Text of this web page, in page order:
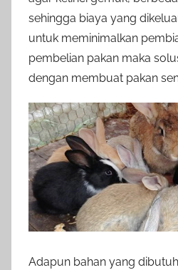
sehingga biaya yang
untuk meminimalkan
pembelian pakan maka
dengan membuat pakan
Adapun bahan yang